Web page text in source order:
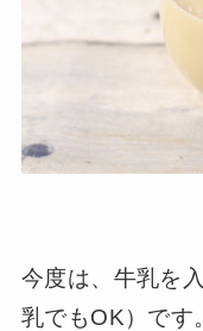
今度は、牛乳を
乳でもOK）です